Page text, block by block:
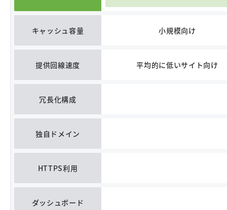
キャッシュ容量 小規模向け
提供回線速度 平均的に低いサイト向け
冗長化構成
独自ドメイン
HTTPS利用
ダッシュボード